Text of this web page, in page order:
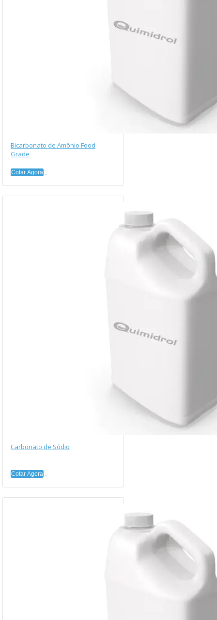
Bicarbonato de Amônio Food
Grade
Cotar Agora
Carbonato de Sódio
Cotar Agora